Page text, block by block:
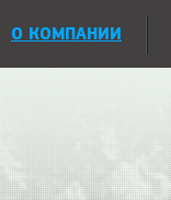
О КОМПАНИИ